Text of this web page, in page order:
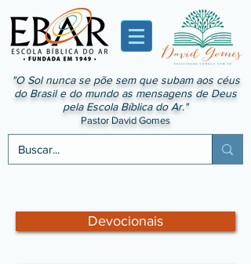
"O Sol nunca se põe sem que subam aos céus
do Brasil e do mundo as mensagens de Deus
pela Escola Bíblica do Ar."
Pastor David Gomes
Devocionais